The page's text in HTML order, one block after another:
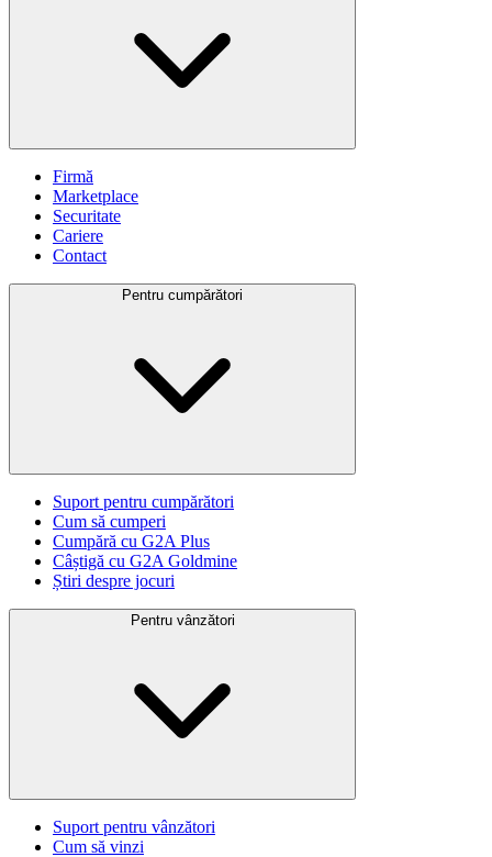
Firmă
Marketplace
Securitate
Cariere
Contact
Pentru cumpărători
Suport pentru cumpărători
Cum să cumperi
Cumpără cu G2A Plus
Câștigă cu G2A Goldmine
Știri despre jocuri
Pentru vânzători
Suport pentru vânzători
Cum să vinzi